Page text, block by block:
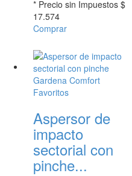
* Precio sin Impuestos $
17.574
Comprar
Favoritos
Aspersor de
impacto
sectorial con
pinche...